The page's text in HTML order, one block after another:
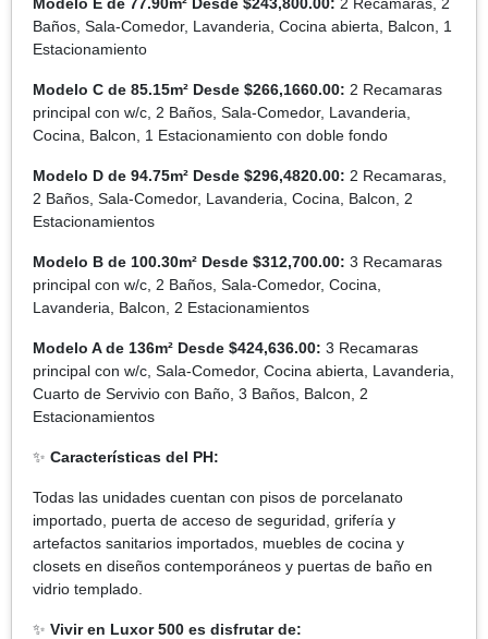
Baños, Sala-Comedor, Lavanderia, Cocina abierta, Balcon, 1
Estacionamiento
Modelo C de 85.15m² Desde $266,1660.00: 2 Recamaras
principal con w/c, 2 Baños, Sala-Comedor, Lavanderia,
Cocina, Balcon, 1 Estacionamiento con doble fondo
Modelo D de 94.75m² Desde $296,4820.00: 2 Recamaras,
2 Baños, Sala-Comedor, Lavanderia, Cocina, Balcon, 2
Estacionamientos
Modelo B de 100.30m² Desde $312,700.00: 3 Recamaras
principal con w/c, 2 Baños, Sala-Comedor, Cocina,
Lavanderia, Balcon, 2 Estacionamientos
Modelo A de 136m² Desde $424,636.00: 3 Recamaras
principal con w/c, Sala-Comedor, Cocina abierta, Lavanderia,
Cuarto de Servivio con Baño, 3 Baños, Balcon, 2
Estacionamientos
✨ Características del PH:
Todas las unidades cuentan con pisos de porcelanato
importado, puerta de acceso de seguridad, grifería y
artefactos sanitarios importados, muebles de cocina y
closets en diseños contemporáneos y puertas de baño en
vidrio templado.
✨ Vivir en Luxor 500 es disfrutar de: